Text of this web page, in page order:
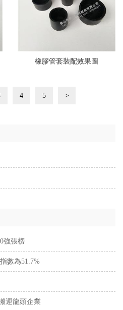
橡膠管套裝配效果圖
4 5 >
強張榜
數為51.7%
運龍頭企業